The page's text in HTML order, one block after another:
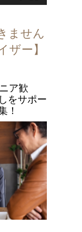
ません
ザー】
ア歓
をサポー
！